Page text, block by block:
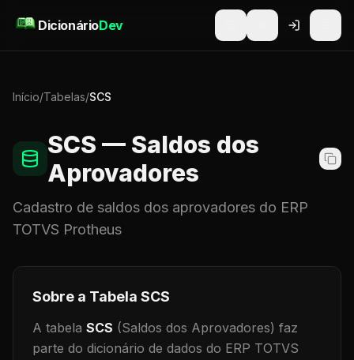
DicionárioDev
Início/Tabelas/SCS
SCS — Saldos dos
Aprovadores
Cadastro de saldos dos aprovadores do ERP
TOTVS Protheus
Sobre a Tabela SCS
A tabela SCS (Saldos dos Aprovadores) faz
parte do dicionário de dados do ERP TOTVS